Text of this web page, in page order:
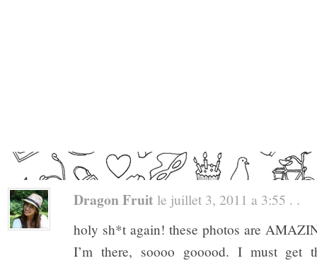
Dragon Fruit le juillet 3, 2011 a 3:55 . .
holy sh*t again! these photos are
I’m there, soooo gooood. I must get